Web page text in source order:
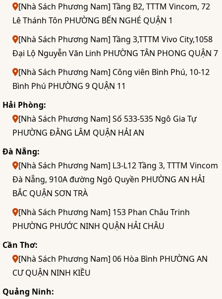
[Nhà Sách Phương Nam] Tầng B2, TTTM Vincom, 72
Lê Thánh Tôn PHƯỜNG BẾN NGHÉ QUẬN 1
[Nhà Sách Phương Nam] Tầng 3,TTTM Vivo City,1058
Đại Lộ Nguyễn Văn Linh PHƯỜNG TÂN PHONG QUẬN 7
[Nhà Sách Phương Nam] Công viên Bình Phú, 10-12
Bình Phú PHƯỜNG 9 QUẬN 11
Hải Phòng:
[Nhà Sách Phương Nam] Số 533-535 Ngô Gia Tự
PHƯỜNG ĐẰNG LÂM QUẬN HẢI AN
Đà Nẵng:
[Nhà Sách Phương Nam] L3-L12 Tầng 3, TTTM Vincom
Đà Nẵng, 910A đường Ngô Quyền PHƯỜNG AN HẢI
BẮC QUẬN SƠN TRÀ
[Nhà Sách Phương Nam] 153 Phan Châu Trinh
PHƯỜNG PHƯỚC NINH QUẬN HẢI CHÂU
Cần Thơ:
[Nhà Sách Phương Nam] 06 Hòa Bình PHƯỜNG AN
CƯ QUẬN NINH KIỀU
Quảng Ninh: